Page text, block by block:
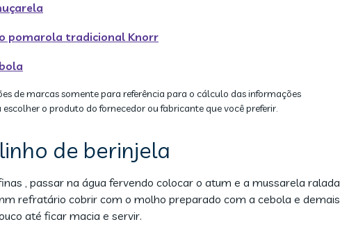
pomarola tradicional Knorr
de marcas somente para referência para o cálculo das informações
o produto do fornecedor ou fabricante que você preferir.
de berinjela
, passar na água fervendo colocar o atum e a mussarela ralada
refratário cobrir com o molho preparado com a cebola e demais
até ficar macia e servir.